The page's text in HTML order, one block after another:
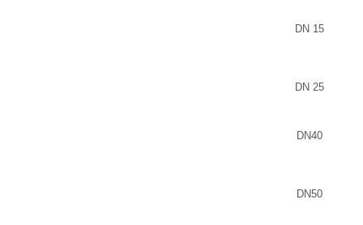
DN 15
DN 25
DN40
DN50